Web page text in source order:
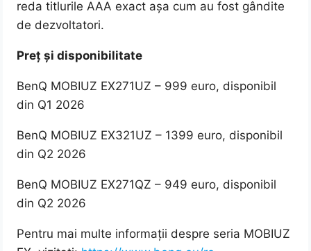
reda titlurile AAA exact așa cum au fost gândite
de dezvoltatori.
Preț și disponibilitate
BenQ MOBIUZ EX271UZ – 999 euro, disponibil
din Q1 2026
BenQ MOBIUZ EX321UZ – 1399 euro, disponibil
din Q2 2026
BenQ MOBIUZ EX271QZ – 949 euro, disponibil
din Q2 2026
Pentru mai multe informații despre seria MOBIUZ